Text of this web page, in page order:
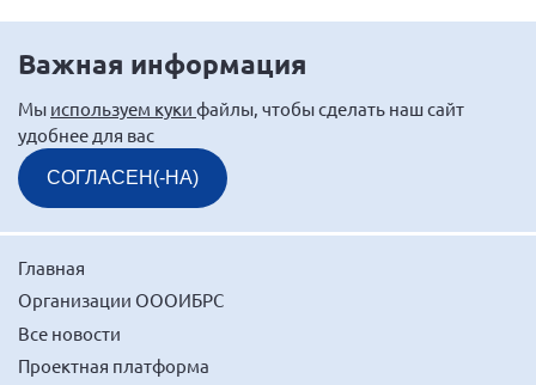
Важная информация
Мы используем куки файлы, чтобы сделать наш сайт
удобнее для вас
СОГЛАСЕН(-НА)
Главная
Организации ОООИБРС
Все новости
Проектная платформа